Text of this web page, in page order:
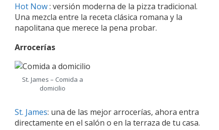
Hot Now: versión moderna de la pizza tradicional.
Una mezcla entre la receta clásica romana y la
napolitana que merece la pena probar.
Arrocerías
St. James – Comida a
domicilio
St. James: una de las mejor arrocerías, ahora entra
directamente en el salón o en la terraza de tu casa.